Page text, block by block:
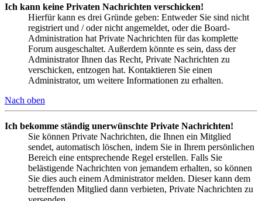
Ich kann keine Privaten Nachrichten verschicken!
Hierfür kann es drei Gründe geben: Entweder Sie sind nicht
registriert und / oder nicht angemeldet, oder die Board-
Administration hat Private Nachrichten für das komplette
Forum ausgeschaltet. Außerdem könnte es sein, dass der
Administrator Ihnen das Recht, Private Nachrichten zu
verschicken, entzogen hat. Kontaktieren Sie einen
Administrator, um weitere Informationen zu erhalten.
Nach oben
Ich bekomme ständig unerwünschte Private Nachrichten!
Sie können Private Nachrichten, die Ihnen ein Mitglied
sendet, automatisch löschen, indem Sie in Ihrem persönlichen
Bereich eine entsprechende Regel erstellen. Falls Sie
belästigende Nachrichten von jemandem erhalten, so können
Sie dies auch einem Administrator melden. Dieser kann dem
betreffenden Mitglied dann verbieten, Private Nachrichten zu